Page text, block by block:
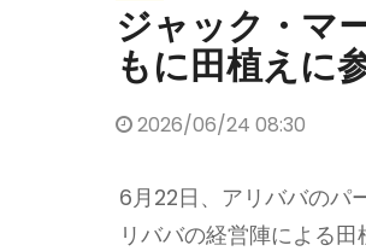
ジャック・マ
もに田植えに
2026/06/24 08:30
6月22日、アリババのパ
リババの経営陣による